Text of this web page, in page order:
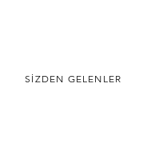
SİZDEN GELENLER